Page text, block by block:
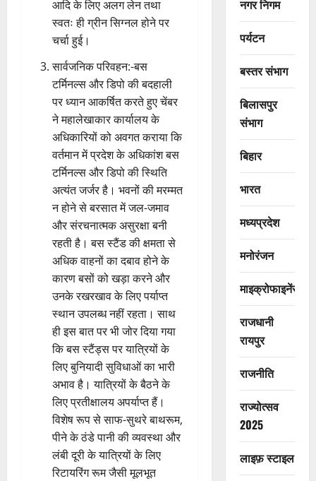
आदि के लिए अलग लेन तथा
स्वतः ही ग्रीन सिग्नल होने पर
चर्चा हुई।
सार्वजनिक परिवहन:-बस
टर्मिनल्स और डिपो की बदहाली
पर ध्यान आकर्षित करते हुए चेंबर
ने महालेखाकार कार्यालय के
अधिकारियों को अवगत कराया कि
वर्तमान में प्रदेश के अधिकांश बस
टर्मिनल्स और डिपो की स्थिति
अत्यंत जर्जर है। भवनों की मरम्मत
न होने से बरसात में जल-जमाव
और संरचनात्मक असुरक्षा बनी
रहती है। बस स्टैंड की क्षमता से
अधिक वाहनों का दबाव होने के
कारण बसों को खड़ा करने और
उनके रखरखाव के लिए पर्याप्त
स्थान उपलब्ध नहीं रहता। साथ
ही इस बात पर भी जोर दिया गया
कि बस स्टैंड्स पर यात्रियों के
लिए बुनियादी सुविधाओं का भारी
अभाव है। यात्रियों के बैठने के
लिए प्रतीक्षालय अपर्याप्त हैं।
विशेष रूप से साफ-सुथरे बाथरूम,
पीने के ठंडे पानी की व्यवस्था और
लंबी दूरी के यात्रियों के लिए
रिटायरिंग रूम जैसी मूलभूत
नगर निगम
पर्यटन
बस्तर संभाग
बिलासपुर
संभाग
बिहार
भारत
मध्यप्रदेश
मनोरंजन
माइक्रोफाइनेंस
राजधानी
रायपुर
राजनीति
राज्योत्सव
2025
लाइफ़ स्टाइल